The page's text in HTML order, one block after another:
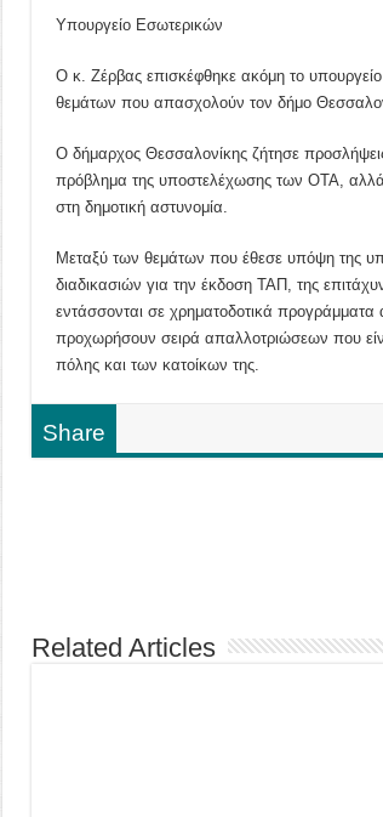
Υπουργείο Εσωτερικών
Ο κ. Ζέρβας επισκέφθηκε ακόμη το
θεμάτων που απασχολούν τον δήμο
Ο δήμαρχος Θεσσαλονίκης ζήτησε
πρόβλημα της υποστελέχωσης των ΟΤΑ, αλλά
στη δημοτική αστυνομία.
Μεταξύ των θεμάτων που έθεσε υπόψη της
διαδικασιών για την έκδοση ΤΑΠ, της
εντάσσονται σε χρηματοδοτικά
προχωρήσουν σειρά απαλλοτριώσεων που
πόλης και των κατοίκων της.
Share
Related Articles